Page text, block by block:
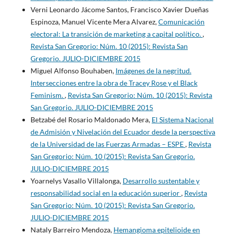
Verni Leonardo Jácome Santos, Francisco Xavier Dueñas
Espinoza, Manuel Vicente Mera Alvarez,Comunicación
electoral: La transición de marketing a capital político.,
Revista San Gregorio: Núm. 10 (2015): Revista San
Gregorio. JULIO-DICIEMBRE 2015
Miguel Alfonso Bouhaben, Imágenes de la negritud.
Intersecciones entre la obra de Tracey Rose y el Black
Feminism., Revista San Gregorio: Núm. 10 (2015): Revista
San Gregorio. JULIO-DICIEMBRE 2015
Betzabé del Rosario Maldonado Mera, El Sistema Nacional
de Admisión y Nivelación del Ecuador desde la perspectiva
de la Universidad de las Fuerzas Armadas – ESPE, Revista
San Gregorio: Núm. 10 (2015): Revista San Gregorio.
JULIO-DICIEMBRE 2015
Yoarnelys Vasallo Villalonga, Desarrollo sustentable y
responsabilidad social en la educación superior, Revista
San Gregorio: Núm. 10 (2015): Revista San Gregorio.
JULIO-DICIEMBRE 2015
Nataly Barreiro Mendoza, Hemangioma epitelioide en